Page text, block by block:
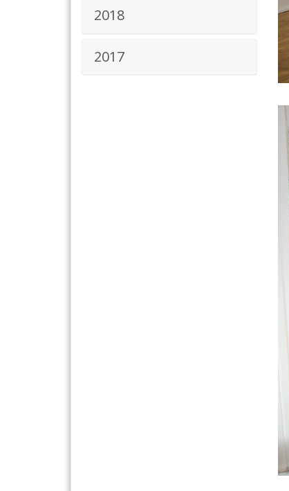
2018
2017